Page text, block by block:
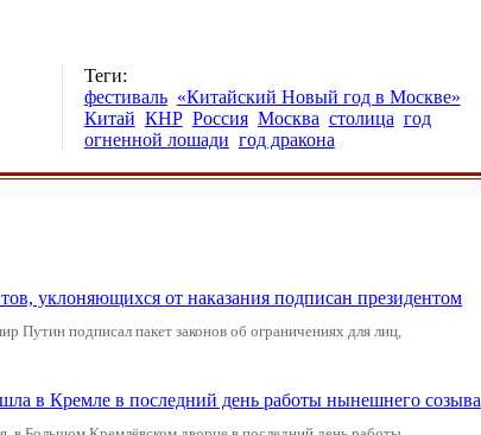
Теги:
фестиваль «Китайский Новый год в Москве»
Китай КНР Россия Москва столица год
огненной лошади год дракона
уклоняющихся от наказания подписан президентом
подписал пакет законов об ограничениях для лиц,
в Кремле в последний день работы нынешнего созыва